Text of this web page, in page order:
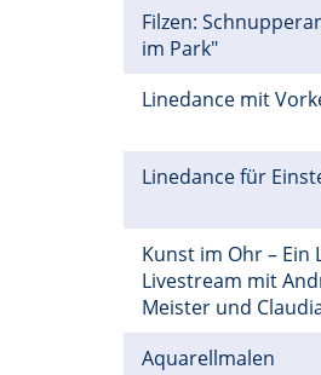
Filzen:
im Park"
Linedance mit
Linedance für
Kunst im Ohr – Ein
Livestream mit
Meister und
Aquarellmalen